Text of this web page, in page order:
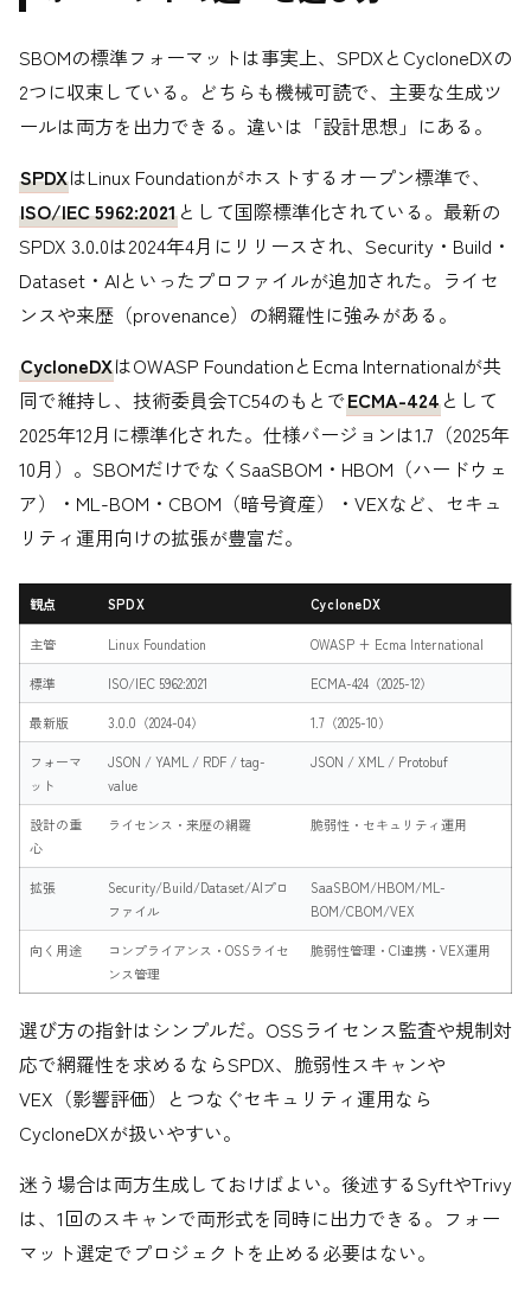
SBOMの標準フォーマットは事実上、SPDXとCycloneDXの
2つに収束している。どちらも機械可読で、主要な生成ツ
ールは両方を出力できる。違いは「設計思想」にある。
SPDXはLinux Foundationがホストするオープン標準で、
ISO/IEC 5962:2021として国際標準化されている。最新の
SPDX 3.0.0は2024年4月にリリースされ、Security・Build・
Dataset・AIといったプロファイルが追加された。ライセ
ンスや来歴（provenance）の網羅性に強みがある。
CycloneDXはOWASP FoundationとEcma Internationalが共
同で維持し、技術委員会TC54のもとでECMA-424として
2025年12月に標準化された。仕様バージョンは1.7（2025年
10月）。SBOMだけでなくSaaSBOM・HBOM（ハードウェ
ア）・ML-BOM・CBOM（暗号資産）・VEXなど、セキュ
リティ運用向けの拡張が豊富だ。
観点 SPDX CycloneDX
主管 Linux Foundation OWASP + Ecma International
標準 ISO/IEC 5962:2021 ECMA-424（2025-12）
最新版 3.0.0（2024-04） 1.7（2025-10）
フォーマ
ット
JSON / YAML / RDF / tag-
value
JSON / XML / Protobuf
設計の重
心
ライセンス・来歴の網羅 脆弱性・セキュリティ運用
拡張
Security/Build/Dataset/AIプロ
ファイル
SaaSBOM/HBOM/ML-
BOM/CBOM/VEX
向く用途
コンプライアンス・OSSライセ
ンス管理
脆弱性管理・CI連携・VEX運用
選び方の指針はシンプルだ。OSSライセンス監査や規制対
応で網羅性を求めるならSPDX、脆弱性スキャンや
VEX（影響評価）とつなぐセキュリティ運用なら
CycloneDXが扱いやすい。
迷う場合は両方生成しておけばよい。後述するSyftやTrivy
は、1回のスキャンで両形式を同時に出力できる。フォー
マット選定でプロジェクトを止める必要はない。